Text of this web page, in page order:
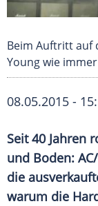
Beim Auftritt auf
Young wie
08.05.2015 -
Seit 40 Jahren
und Boden:
die
warum die